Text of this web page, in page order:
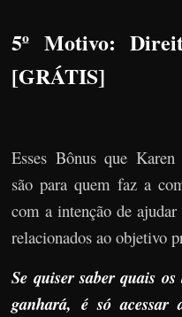
5º Motivo:
[GRÁTIS]
Esses Bônus que
são para quem faz a
com a intenção de
relacionados ao objetivo
Se quiser saber quais
ganhará, é só